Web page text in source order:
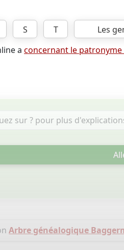
S T
Les
a concernant le patronyme
Arbre généalogique